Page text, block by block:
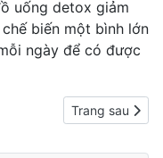
uống detox giảm
biến một bình lớn
ngày để có được
phẩm gây tăng cân
Next article: 8
Trang sau